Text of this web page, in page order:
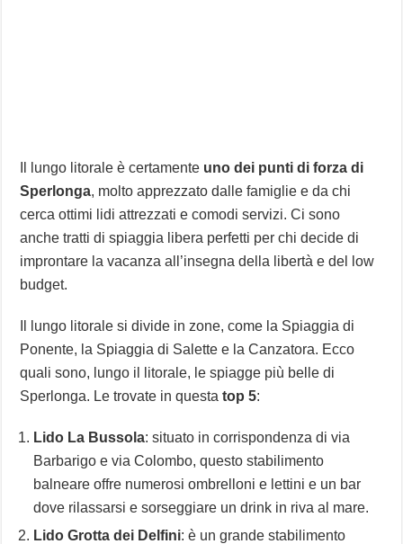
Il lungo litorale è certamente uno dei punti di forza di
Sperlonga, molto apprezzato dalle famiglie e da chi
cerca ottimi lidi attrezzati e comodi servizi. Ci sono
anche tratti di spiaggia libera perfetti per chi decide di
improntare la vacanza all’insegna della libertà e del low
budget.
Il lungo litorale si divide in zone, come la Spiaggia di
Ponente, la Spiaggia di Salette e la Canzatora. Ecco
quali sono, lungo il litorale, le spiagge più belle di
Sperlonga. Le trovate in questatop 5:
Lido La Bussola: situato in corrispondenza di via
Barbarigo e via Colombo, questo stabilimento
balneare offre numerosi ombrelloni e lettini e un bar
dove rilassarsi e sorseggiare un drink in riva al mare.
Lido Grotta dei Delfini: è un grande stabilimento